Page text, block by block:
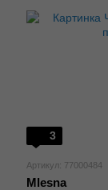
3
Артикул: 77000484
Mlesna